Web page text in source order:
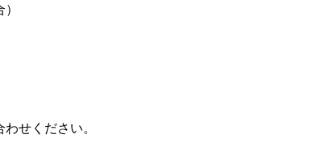
わせください。